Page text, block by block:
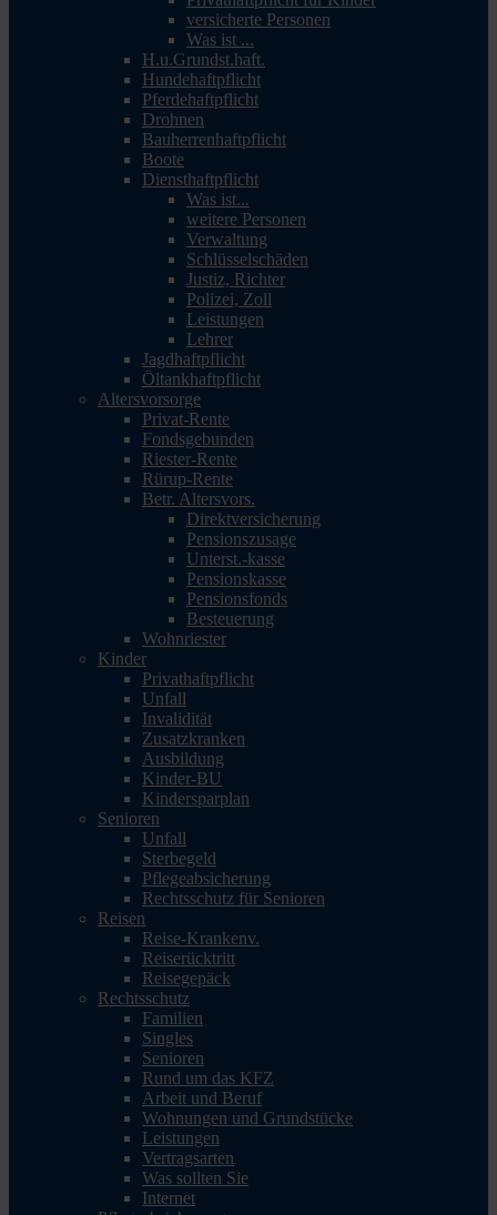
versicherte Personen
Was ist ...
H.u.Grundst.haft.
Hundehaftpflicht
Pferdehaftpflicht
Drohnen
Bauherrenhaftpflicht
Boote
Diensthaftpflicht
Was ist...
weitere Personen
Verwaltung
Schlüsselschäden
Justiz, Richter
Polizei, Zoll
Leistungen
Lehrer
Jagdhaftpflicht
Öltankhaftpflicht
Altersvorsorge
Privat-Rente
Fondsgebunden
Riester-Rente
Rürup-Rente
Betr. Altersvors.
Direktversicherung
Pensionszusage
Unterst.-kasse
Pensionskasse
Pensionsfonds
Besteuerung
Wohnriester
Kinder
Privathaftpflicht
Unfall
Invalidität
Zusatzkranken
Ausbildung
Kinder-BU
Kindersparplan
Senioren
Unfall
Sterbegeld
Pflegeabsicherung
Rechtsschutz für Senioren
Reisen
Reise-Krankenv.
Reiserücktritt
Reisegepäck
Rechtsschutz
Familien
Singles
Senioren
Rund um das KFZ
Arbeit und Beruf
Wohnungen und Grundstücke
Leistungen
Vertragsarten
Was sollten Sie
Internet